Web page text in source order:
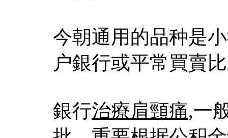
今朝通用的品种是
户銀行或平常買賣
銀行治療肩頸痛,一